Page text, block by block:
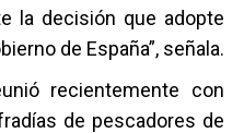
la decisión que adopte
de España”, señala.
recientemente con
de pescadores de